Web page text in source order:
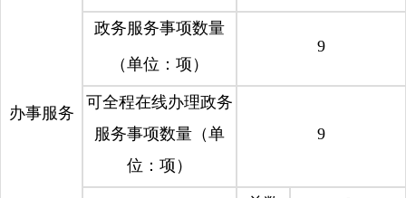
办事服务
政务服务事项数量
（单位：项）
9
可全程在线办理政务
服务事项数量（单
位：项）
9